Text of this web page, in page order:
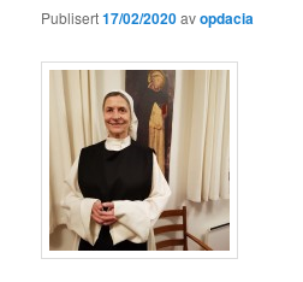
Publisert17/02/2020avopdacia